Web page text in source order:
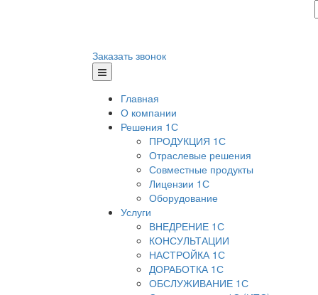
Заказать звонок
Главная
О компании
Решения 1С
ПРОДУКЦИЯ 1С
Отраслевые решения
Совместные продукты
Лицензии 1С
Оборудование
Услуги
ВНЕДРЕНИЕ 1С
КОНСУЛЬТАЦИИ
НАСТРОЙКА 1С
ДОРАБОТКА 1С
ОБСЛУЖИВАНИЕ 1С